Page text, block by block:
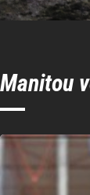
Manitou